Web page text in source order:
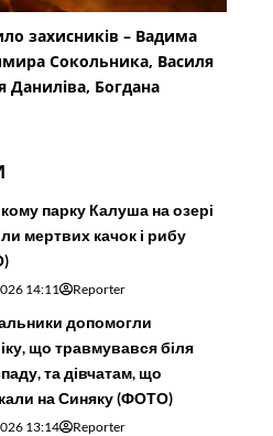
захисників – Вадима
Сокольника, Василя
Даниліва, Богдана
парку Калуша на озері
мертвих качок і рибу
14:11 Reporter
допомогли
що травмувався біля
та дівчатам, що
на Синяку (ФОТО)
13:14 Reporter